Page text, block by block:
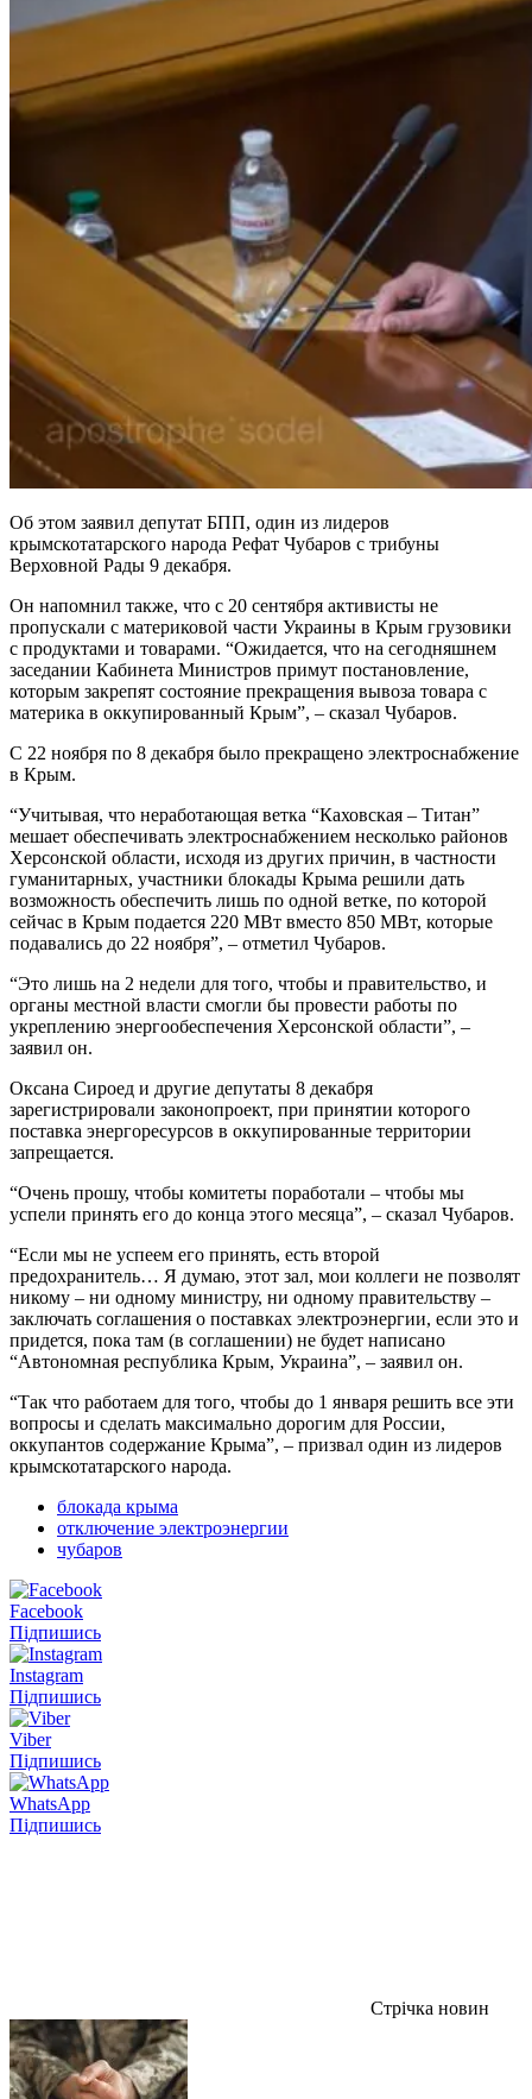
Об этом заявил депутат БПП, один из лидеров
крымскотатарского народа Рефат Чубаров с трибуны
Верховной Рады 9 декабря.
Он напомнил также, что с 20 сентября активисты не
пропускали с материковой части Украины в Крым грузовики
с продуктами и товарами. “Ожидается, что на сегодняшнем
заседании Кабинета Министров примут постановление,
которым закрепят состояние прекращения вывоза товара с
материка в оккупированный Крым”, – сказал Чубаров.
С 22 ноября по 8 декабря было прекращено электроснабжение
в Крым.
“Учитывая, что неработающая ветка “Каховская – Титан”
мешает обеспечивать электроснабжением несколько районов
Херсонской области, исходя из других причин, в частности
гуманитарных, участники блокады Крыма решили дать
возможность обеспечить лишь по одной ветке, по которой
сейчас в Крым подается 220 МВт вместо 850 МВт, которые
подавались до 22 ноября”, – отметил Чубаров.
“Это лишь на 2 недели для того, чтобы и правительство, и
органы местной власти смогли бы провести работы по
укреплению энергообеспечения Херсонской области”, –
заявил он.
Оксана Сироед и другие депутаты 8 декабря
зарегистрировали законопроект, при принятии которого
поставка энергоресурсов в оккупированные территории
запрещается.
“Очень прошу, чтобы комитеты поработали – чтобы мы
успели принять его до конца этого месяца”, – сказал Чубаров.
“Если мы не успеем его принять, есть второй
предохранитель… Я думаю, этот зал, мои коллеги не позволят
никому – ни одному министру, ни одному правительству –
заключать соглашения о поставках электроэнергии, если это и
придется, пока там (в соглашении) не будет написано
“Автономная республика Крым, Украина”, – заявил он.
“Так что работаем для того, чтобы до 1 января решить все эти
вопросы и сделать максимально дорогим для России,
оккупантов содержание Крыма”, – призвал один из лидеров
крымскотатарского народа.
блокада крыма
отключение электроэнергии
чубаров
Facebook
Підпишись
Instagram
Підпишись
Viber
Підпишись
WhatsApp
Підпишись
Стрічка новин